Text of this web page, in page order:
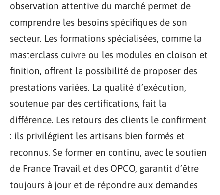
observation attentive du marché permet de
comprendre les besoins spécifiques de son
secteur. Les formations spécialisées, comme la
masterclass cuivre ou les modules en cloison et
finition, offrent la possibilité de proposer des
prestations variées. La qualité d’exécution,
soutenue par des certifications, fait la
différence. Les retours des clients le confirment
: ils privilégient les artisans bien formés et
reconnus. Se former en continu, avec le soutien
de France Travail et des OPCO, garantit d’être
toujours à jour et de répondre aux demandes